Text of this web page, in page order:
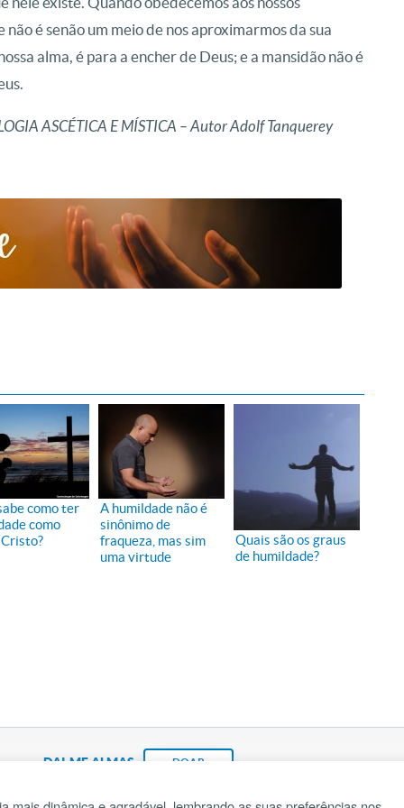
é senão um meio de nos aproximarmos da sua
alma, é para a encher de Deus; e a mansidão não é
ASCÉTICA E MÍSTICA – Autor Adolf Tanquerey
como ter
como
A humildade não é
sinônimo de
fraqueza, mas sim
uma virtude
Quais são os graus
de humildade?
DAI-ME ALMAS DOAR